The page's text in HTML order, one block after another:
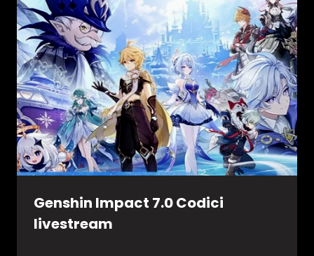
Genshin Impact 7.0 Codici
livestream